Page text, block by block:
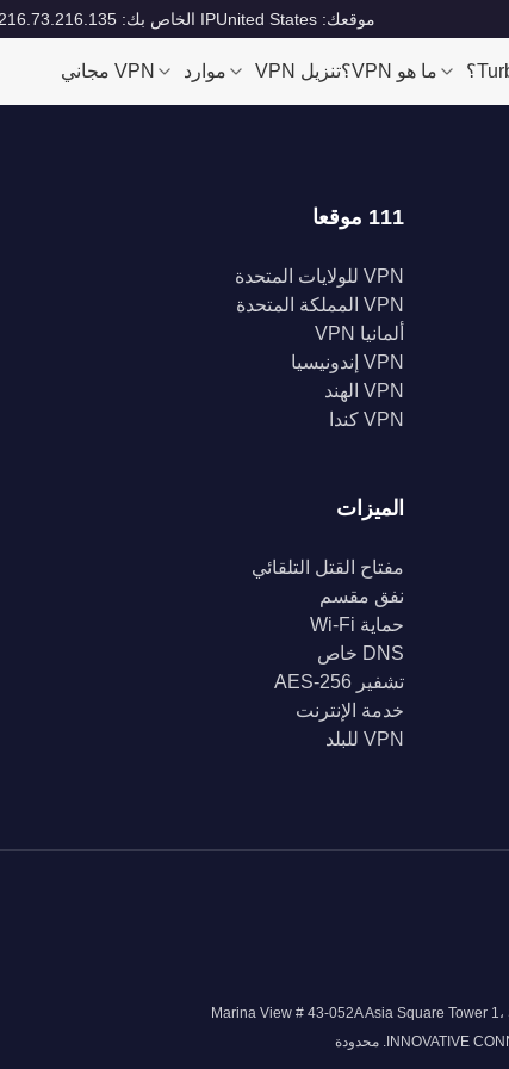
موقعك: United States IP الخاص بك: 216.73.216.135
ما هو VPN؟ تنزيل VPN موارد VPN مجاني
111 موقعا
VPN للولايات المتحدة
VPN المملكة المتحدة
ألمانيا VPN
VPN إندونيسيا
VPN الهند
VPN كندا
الميزات
مفتاح القتل التلقائي
نفق مقسم
حماية Wi-Fi
DNS خاص
تشفير AES-256
خدمة الإنترنت
VPN للبلد